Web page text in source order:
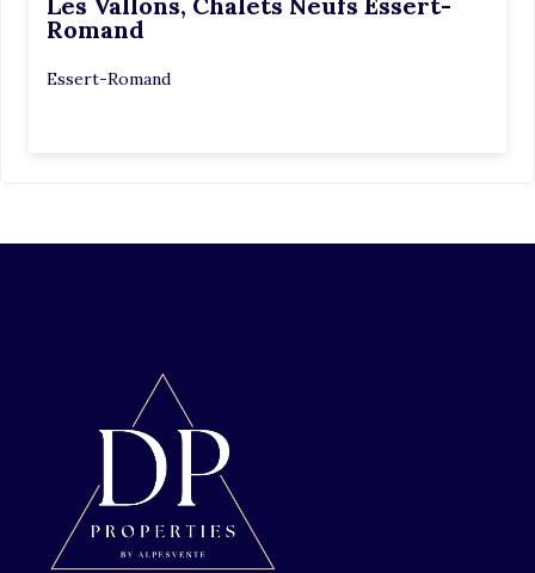
Romand
Essert-Romand